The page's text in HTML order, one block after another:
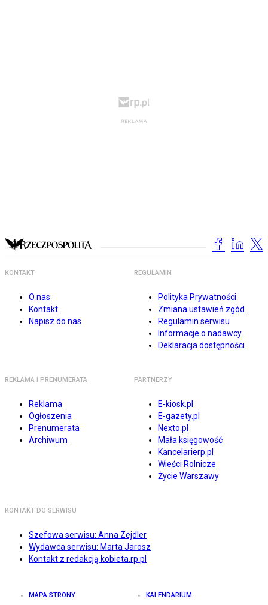
KONTAKT
O nas
Kontakt
Napisz do nas
REGULAMIN
Polityka Prywatności
Zmiana ustawień zgód
Regulamin serwisu
Informacje o nadawcy
Deklaracja dostępności
REKLAMA I PRENUMERATA
Reklama
Ogłoszenia
Prenumerata
Archiwum
PARTNERZY
E-kiosk.pl
E-gazety.pl
Nexto.pl
Mała księgowość
Kancelarierp.pl
Wieści Rolnicze
Życie Warszawy
KONTAKT DO SERWISU
Szefowa serwisu: Anna Zejdler
Wydawca serwisu: Marta Jarosz
Kontakt z redakcją kobieta.rp.pl
MAPA STRONY KALENDARIUM